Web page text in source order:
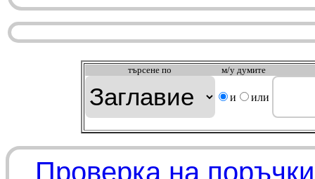
търсeне по м/у думите
и или
Проверка на поръчки